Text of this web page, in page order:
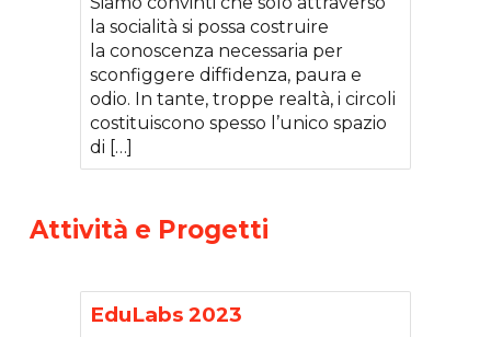
la socialità si possa costruire
la conoscenza necessaria per
sconfiggere diffidenza, paura e
odio. In tante, troppe realtà, i circoli
costituiscono spesso l’unico spazio
di […]
Attività e Progetti
EduLabs 2023